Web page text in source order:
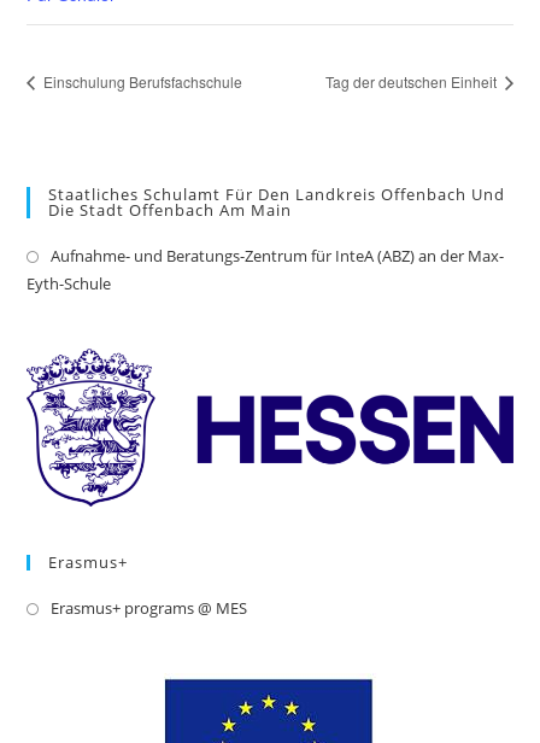
Einschulung Berufsfachschule Tag der deutschen Einheit
Staatliches Schulamt Für Den Landkreis Offenbach Und
Die Stadt Offenbach Am Main
Aufnahme- und Beratungs-Zentrum für InteA (ABZ) an der Max-
Eyth-Schule
Erasmus+
Erasmus+ programs @ MESOpens
new
tab